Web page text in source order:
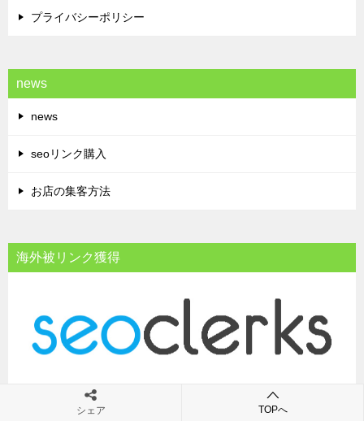
プライバシーポリシー
news
news
seoリンク購入
お店の集客方法
海外被リンク獲得
シェア TOPへ